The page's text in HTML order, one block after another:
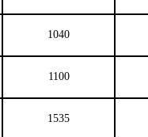
1040
1100
1535